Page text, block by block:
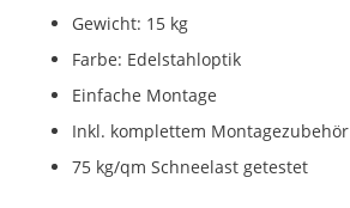
Gewicht: 15 kg
Farbe: Edelstahloptik
Einfache Montage
Inkl. komplettem Montagezubehör
75 kg/qm Schneelast getestet